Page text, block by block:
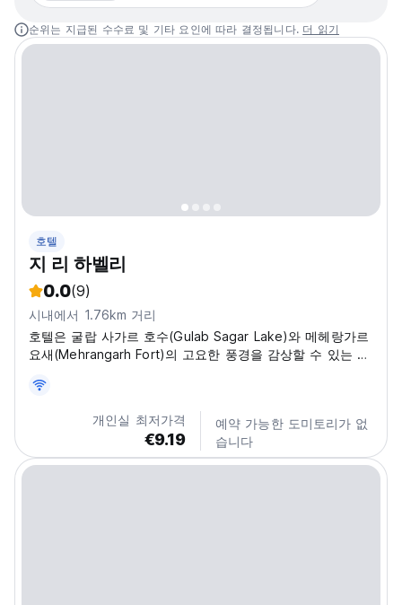
순위는 지급된 수수료 및 기타 요인에 따라 결정됩니다. 더 읽기
호텔
지 리 하벨리
0.0(9)
시내에서 1.76km 거리
호텔은 굴랍 사가르 호수(Gulab Sagar Lake)와 메헤랑가르
요새(Mehrangarh Fort)의 고요한 풍경을 감상할 수 있는 발
합니다.
개인실 최저가격
€9.19
예약 가능한 도미토리가 없
습니다